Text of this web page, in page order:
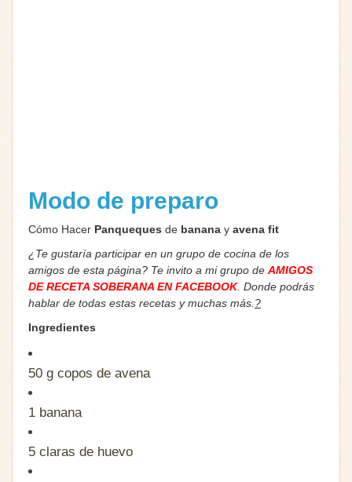
Modo de preparo
Cómo Hacer Panqueques de banana y avena fit
¿Te gustaría participar en un grupo de cocina de los
amigos de esta página? Te invito a mi grupo de AMIGOS
DE RECETA SOBERANA EN FACEBOOK. Donde podrás
hablar de todas estas recetas y muchas más. ?
Ingredientes
50 g copos de avena
1 banana
5 claras de huevo